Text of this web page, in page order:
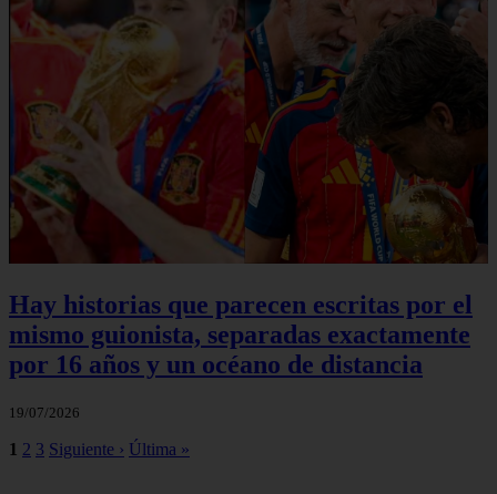
Hay historias que parecen escritas por el
mismo guionista, separadas exactamente
por 16 años y un océano de distancia
19/07/2026
1 2 3 Siguiente › Última »